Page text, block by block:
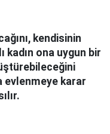
kendisinin
kadın ona uygun bir
evlenmeye karar